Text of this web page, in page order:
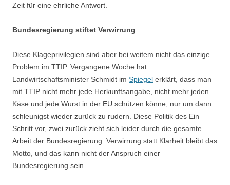
Zeit für eine ehrliche Antwort.
Bundesregierung stiftet Verwirrung
Diese Klageprivilegien sind aber bei weitem nicht das einzige
Problem im TTIP. Vergangene Woche hat
Landwirtschaftsminister Schmidt im Spiegel erklärt, dass man
mit TTIP nicht mehr jede Herkunftsangabe, nicht mehr jeden
Käse und jede Wurst in der EU schützen könne, nur um dann
schleunigst wieder zurück zu rudern. Diese Politik des Ein
Schritt vor, zwei zurück zieht sich leider durch die gesamte
Arbeit der Bundesregierung. Verwirrung statt Klarheit bleibt das
Motto, und das kann nicht der Anspruch einer
Bundesregierung sein.